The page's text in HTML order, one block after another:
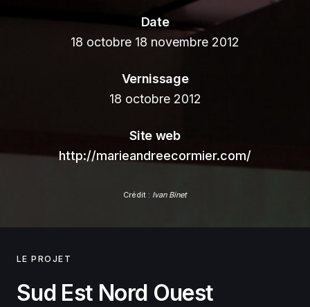
Date
18 octobre 18 novembre 2012
Vernissage
18 octobre 2012
Site web
http://marieandreecormier.com/
Crédit : Ivan Binet
LE PROJET
Sud Est Nord Ouest